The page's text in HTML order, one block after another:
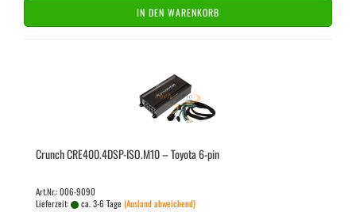
IN DEN WARENKORB
Crunch CRE400.4DSP-​ISO.M10 – To­yo­ta 6-pin
Art.Nr.: 006-9090
Lieferzeit:
ca. 3-6 Tage(Ausland abweichend)